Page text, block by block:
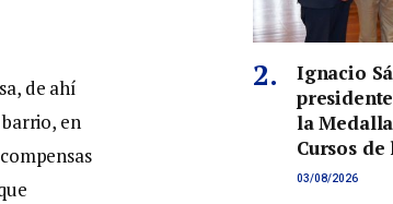
de ahí
en
Ignacio
la
Cursos
03/08/2026